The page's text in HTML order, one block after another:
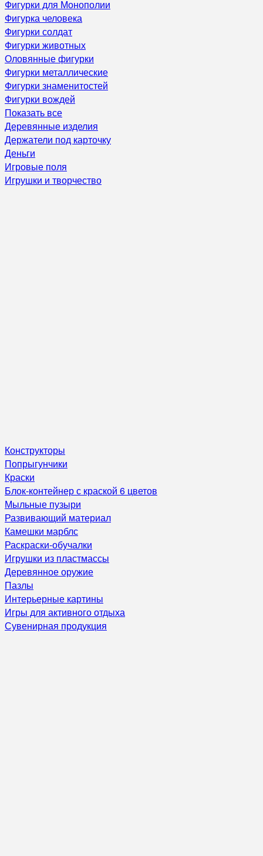
Фигурки для Монополии
Фигурка человека
Фигурки солдат
Фигурки животных
Оловянные фигурки
Фигурки металлические
Фигурки знаменитостей
Фигурки вождей
Показать все
Деревянные изделия
Держатели под карточку
Деньги
Игровые поля
Игрушки и творчество
Конструкторы
Попрыгунчики
Краски
Блок-контейнер с краской 6 цветов
Мыльные пузыри
Развивающий материал
Камешки марблс
Раскраски-обучалки
Игрушки из пластмассы
Деревянное оружие
Пазлы
Интерьерные картины
Игры для активного отдыха
Сувенирная продукция